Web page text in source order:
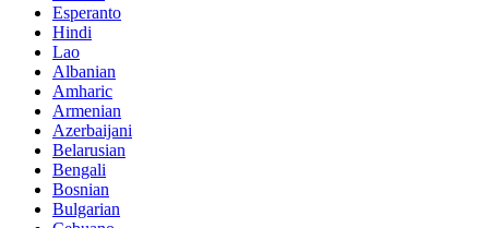
Esperanto
Hindi
Lao
Albanian
Amharic
Armenian
Azerbaijani
Belarusian
Bengali
Bosnian
Bulgarian